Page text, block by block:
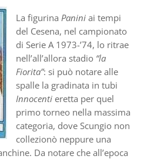
La figurina Panini ai tempi
del Cesena, nel campionato
di Serie A 1973-’74, lo ritrae
nell’all’allora stadio “la
Fiorita”: si può notare alle
spalle la gradinata in tubi
Innocenti eretta per quel
primo torneo nella massima
categoria, dove Scungio non
collezionò neppure una
Da notare che all’epoca